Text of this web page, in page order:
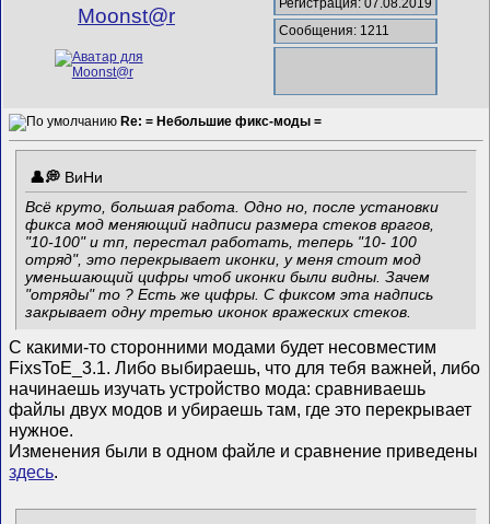
Mооnst@r
Регистрация: 07.08.2019
Сообщения: 1211
Re: = Небольшие фикс-моды =
ВиНи
Всё круто, большая работа. Одно но, после установки
фикса мод меняющий надписи размера стеков врагов,
"10-100" и тп, перестал работать, теперь "10- 100
отряд", это перекрывает иконки, у меня стоит мод
уменьшающий цифры чтоб иконки были видны. Зачем
"отряды" то ? Есть же цифры. С фиксом эта надпись
закрывает одну третью иконок вражеских стеков.
С какими-то сторонними модами будет несовместим
FixsToE_3.1. Либо выбираешь, что для тебя важней, либо
начинаешь изучать устройство мода: сравниваешь
файлы двух модов и убираешь там, где это перекрывает
нужное.
Изменения были в одном файле и сравнение приведены
здесь